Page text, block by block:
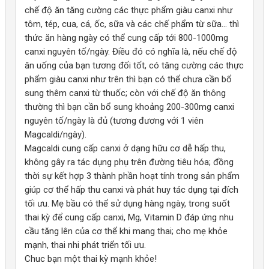
Magnesium Oxide - heavy: 132,67mg (tương đương
80mg Mg)
Cùng nằm trong nhóm các chất khoáng đa lượng tương tự Canxi,
Magnesi cũng tham gia vào thành phần cấu tạo của xương,
chiếm 0,4% thành phần hóa học của xương.Magnesi còn có vai
trò quan trọng không thể thiếu đối với hoạt động của hơn 300
enzym trong cơ thể,hỗ trợ quá trình dẫn truyền thần kinh và co
cơ; tham gia vào nhiều chức năng liên kết bao gồm cả sao chép
Trẻ em, thanh thiếu niên đang tuổi phát triển: cần nhiều
canxi, vitamin D và magie để xây dựng hệ xương vững chắc.
Người trưởng thành và người cao tuổi: quá trình lão hóa
làm giảm hấp thu và dễ gây loãng xương.
Người chơi thể thao, vận động nhiều: cần khoáng chất để
hỗ trợ cơ bắp, giảm nguy cơ chuột rút và chấn thương.
Trong những giai đoạn này, Magcaldi – với công thức
cơ dễ hấp thu, kết hợp magiê và vitamin D3
sung chuyên biệt, giúp bạn yên tâm bảo vệ hệ xương – cơ khỏe
mạnh mỗi ngày.
Ai nên bổ sung Magcaldi?
Magcaldi phù hợp với người lớn và trẻ em từ 6 tuổi trở lên.
Có lợi đối với trẻ đang tăng trưởng, trong thời kỳ thiếu niên
và thành niên
chế độ ăn tăng cường các thực phẩm giàu canxi như
tôm, tép, cua, cá, ốc, sữa và các chế phẩm từ sữa… thì
thức ăn hàng ngày có thể cung cấp tới 800-1000mg
canxi nguyên tố/ngày. Điều đó có nghĩa là, nếu chế độ
ăn uống của bạn tương đối tốt, có tăng cường các thực
phẩm giàu canxi như trên thì bạn có thể chưa cần bổ
sung thêm canxi từ thuốc; còn với chế độ ăn thông
thường thì bạn cần bổ sung khoảng 200-300mg canxi
nguyên tố/ngày là đủ (tương đương với 1 viên
Magcaldi/ngày).
Magcaldi cung cấp canxi ở dạng hữu cơ dễ hấp thu,
không gây ra tác dụng phụ trên đường tiêu hóa; đồng
thời sự kết hợp 3 thành phần hoạt tính trong sản phẩm
giúp cơ thể hấp thu canxi và phát huy tác dụng tại đích
tối ưu. Mẹ bầu có thể sử dụng hàng ngày, trong suốt
thai kỳ để cung cấp canxi, Mg, Vitamin D đáp ứng nhu
cầu tăng lên của cơ thể khi mang thai; cho mẹ khỏe
mạnh, thai nhi phát triển tối ưu.
Chuc bạn một thai kỳ mạnh khỏe!